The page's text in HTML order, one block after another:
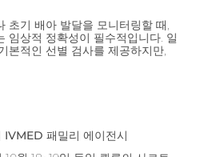
초기 배아 발달을 모니터링할 때,
임상적 정확성이 필수적입니다. 일
본적인 선별 검사를 제공하지만,
패밀리 에이전시